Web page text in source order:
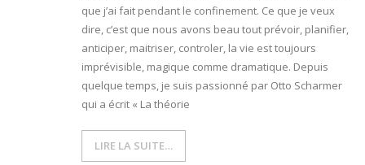
- Ennéagramme
- Triangle de Karpman
- Quality Teams
COACHING et CONSULTING
que j’ai fait pendant le confinement. Ce que je veux
dire, c’est que nous avons beau tout prévoir, planifier,
anticiper, maitriser, controler, la vie est toujours
imprévisible, magique comme dramatique. Depuis
quelque temps, je suis passionné par Otto Scharmer
qui a écrit « La théorie
LIRE LA SUITE…